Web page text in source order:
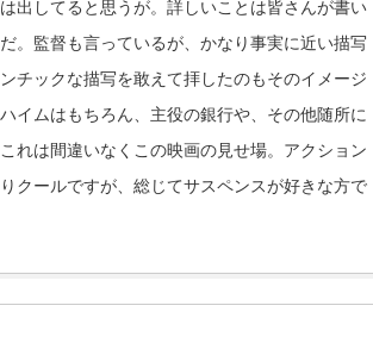
出してると思うが。詳しいことは皆さんが書い
。監督も言っているが、かなり事実に近い描写
チックな描写を敢えて拝したのもそのイメージ
イムはもちろん、主役の銀行や、その他随所に
れは間違いなくこの映画の見せ場。アクション
クールですが、総じてサスペンスが好きな方で